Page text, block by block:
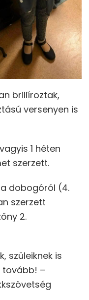
brillíroztak,
versenyen is
1 héten
szerzett.
dobogóról (4.
szerzett
2.
szüleiknek is
tovább! –